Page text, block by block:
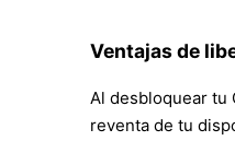
Ventajas de
Al desbloquear tu
reventa de tu